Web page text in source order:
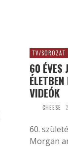
TV/SOROZAT
60 ÉVES
VIDEÓK
CHEESE
60.
Morgan